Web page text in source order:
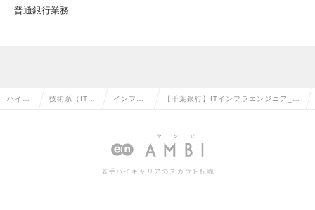
普通銀行業務
ハイク 技術系（IT・ インフラ
アの転職
【千葉銀行】ITインフラエンジニア_千
収～1100万の求人情報
若手ハイキャリアのスカウト転職